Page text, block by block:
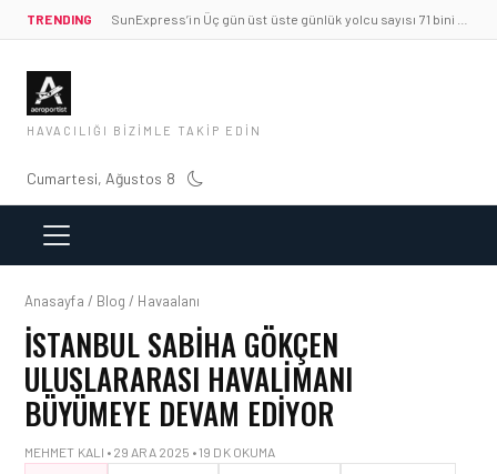
TRENDING
HAVACILIĞI BIZIMLE TAKIP EDIN
Cumartesi, Ağustos 8
Anasayfa / Blog / Havaalanı
İSTANBUL SABIHA GÖKÇEN
ULUSLARARASI HAVALIMANI
BÜYÜMEYE DEVAM EDIYOR
MEHMET KALI • 29 ARA 2025 • 19 DK OKUMA